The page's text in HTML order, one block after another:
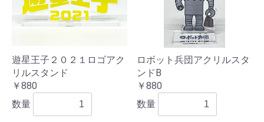
遊星王子２０２１ロゴアク
リルスタンド
￥880
数量
ロボット兵団アクリルスタ
ンドB
￥880
数量